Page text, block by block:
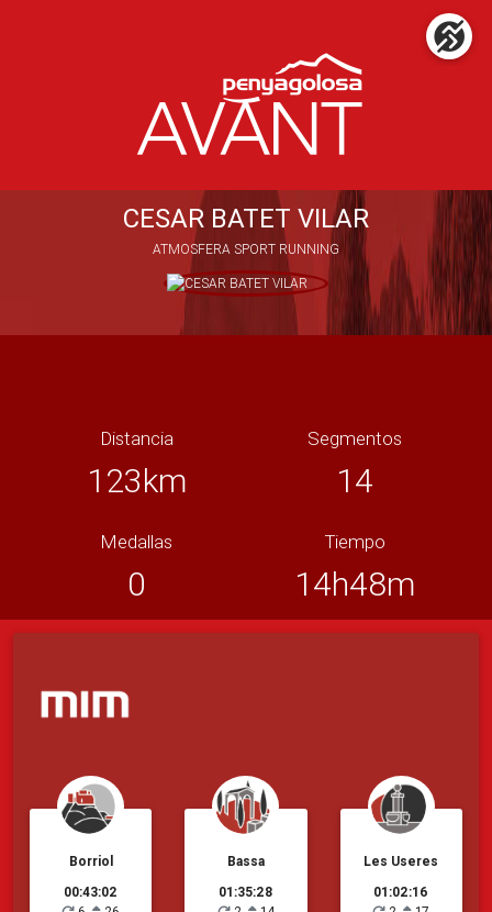
CESAR BATET VILAR
ATMOSFERA SPORT RUNNING
Distancia
123km
Segmentos
14
Medallas
0
Tiempo
14h48m
Borriol
00:43:02
Bassa
01:35:28
Les Useres
01:02:16